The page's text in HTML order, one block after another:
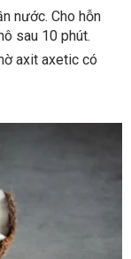
nước. Cho hỗn
sau 10 phút.
axit axetic có